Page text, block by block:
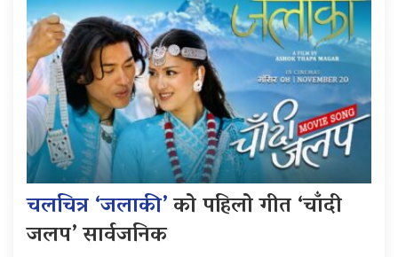
चलचित्र ‘जलाकी’को पहिलो गीत ‘चाँदी
जलप’ सार्वजनिक